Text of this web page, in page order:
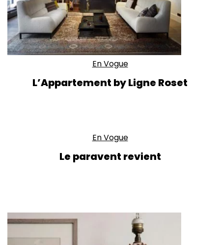
En Vogue
L’Appartement by Ligne Roset
En Vogue
Le paravent revient